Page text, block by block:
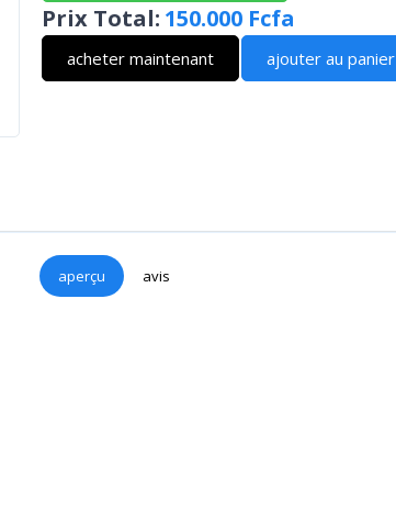
Prix Total: 150.000 Fcfa
acheter maintenant ajouter au panier
aperçu avis